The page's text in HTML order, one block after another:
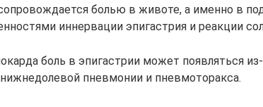
болью в животе, а именно в
иннервации эпигастрия и реакции
боль в эпигастрии может появляться из-
пневмонии и пневмоторакса.